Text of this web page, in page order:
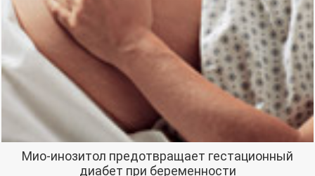
Мио-инозитол предотвращает гестационный
диабет при беременности